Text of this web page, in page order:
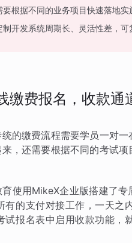
要根据不同的业务项目快速落地实
制开发系统周期长、灵活性差，可
缴费报名，收款通
的缴费流程需要学员一对
，还需要根据不同的考试
使用MikeX企业版搭建了
的支付对接工作，一天之
报名表中启用收款功能，